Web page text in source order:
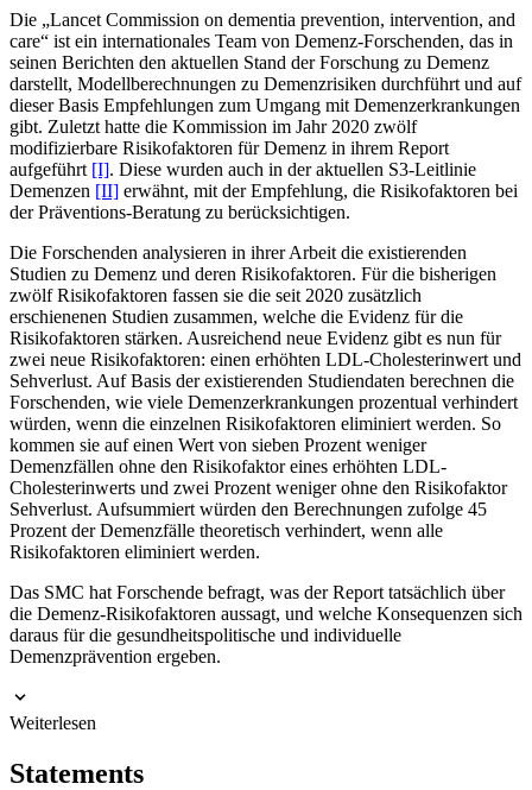
Die „Lancet Commission on dementia prevention, intervention, and
care“ ist ein internationales Team von Demenz-Forschenden, das in
seinen Berichten den aktuellen Stand der Forschung zu Demenz
darstellt, Modellberechnungen zu Demenzrisiken durchführt und auf
dieser Basis Empfehlungen zum Umgang mit Demenzerkrankungen
gibt. Zuletzt hatte die Kommission im Jahr 2020 zwölf
modifizierbare Risikofaktoren für Demenz in ihrem Report
aufgeführt [I]. Diese wurden auch in der aktuellen S3-Leitlinie
Demenzen [II] erwähnt, mit der Empfehlung, die Risikofaktoren bei
der Präventions-Beratung zu berücksichtigen.
Die Forschenden analysieren in ihrer Arbeit die existierenden
Studien zu Demenz und deren Risikofaktoren. Für die bisherigen
zwölf Risikofaktoren fassen sie die seit 2020 zusätzlich
erschienenen Studien zusammen, welche die Evidenz für die
Risikofaktoren stärken. Ausreichend neue Evidenz gibt es nun für
zwei neue Risikofaktoren: einen erhöhten LDL-Cholesterinwert und
Sehverlust. Auf Basis der existierenden Studiendaten berechnen die
Forschenden, wie viele Demenzerkrankungen prozentual verhindert
würden, wenn die einzelnen Risikofaktoren eliminiert werden. So
kommen sie auf einen Wert von sieben Prozent weniger
Demenzfällen ohne den Risikofaktor eines erhöhten LDL-
Cholesterinwerts und zwei Prozent weniger ohne den Risikofaktor
Sehverlust. Aufsummiert würden den Berechnungen zufolge 45
Prozent der Demenzfälle theoretisch verhindert, wenn alle
Risikofaktoren eliminiert werden.
Das SMC hat Forschende befragt, was der Report tatsächlich über
die Demenz-Risikofaktoren aussagt, und welche Konsequenzen sich
daraus für die gesundheitspolitische und individuelle
Demenzprävention ergeben.
Weiterlesen
Statements